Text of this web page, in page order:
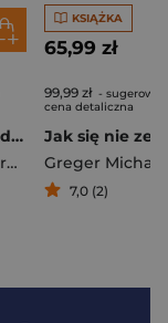
W ciemnym, głodnym lesie
Przemysław Piotrowski
KSIĄŻKA
65,99 zł
99,99 zł -
cena detaliczna
7,0 (2)